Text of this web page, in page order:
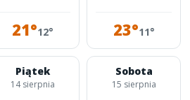
21°12° 23°11°
Piątek
14 sierpnia
Sobota
15 sierpnia